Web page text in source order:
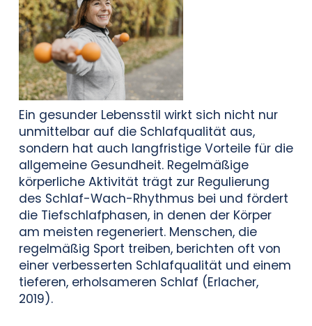
Ein gesunder Lebensstil wirkt sich nicht nur
unmittelbar auf die Schlafqualität aus,
sondern hat auch langfristige Vorteile für die
allgemeine Gesundheit. Regelmäßige
körperliche Aktivität trägt zur Regulierung
des Schlaf-Wach-Rhythmus bei und fördert
die Tiefschlafphasen, in denen der Körper
am meisten regeneriert. Menschen, die
regelmäßig Sport treiben, berichten oft von
einer verbesserten Schlafqualität und einem
tieferen, erholsameren Schlaf (Erlacher,
2019).